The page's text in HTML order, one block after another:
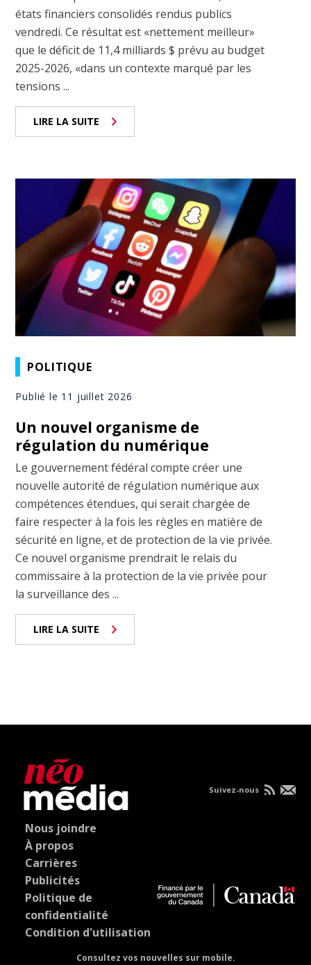
états financiers consolidés rendus publics
vendredi. Ce résultat est «nettement meilleur»
que le déficit de 11,4 milliards $ prévu au budget
2025-2026, «dans un contexte marqué par les
tensions ...
LIRE LA SUITE
POLITIQUE
Publié le 11 juillet 2026
Un nouvel organisme de
régulation du numérique
Le gouvernement fédéral compte créer une
nouvelle autorité de régulation numérique aux
compétences étendues, qui serait chargée de
faire respecter à la fois les règles en matière de
sécurité en ligne, et de protection de la vie privée.
Ce nouvel organisme prendrait le relais du
commissaire à la protection de la vie privée pour
la surveillance des ...
LIRE LA SUITE
Nous joindre
À propos
Carrières
Publicités
Politique de
confidentialité
Condition d'utilisation
Consultez vos nouvelles sur mobile.
Suivez-nous